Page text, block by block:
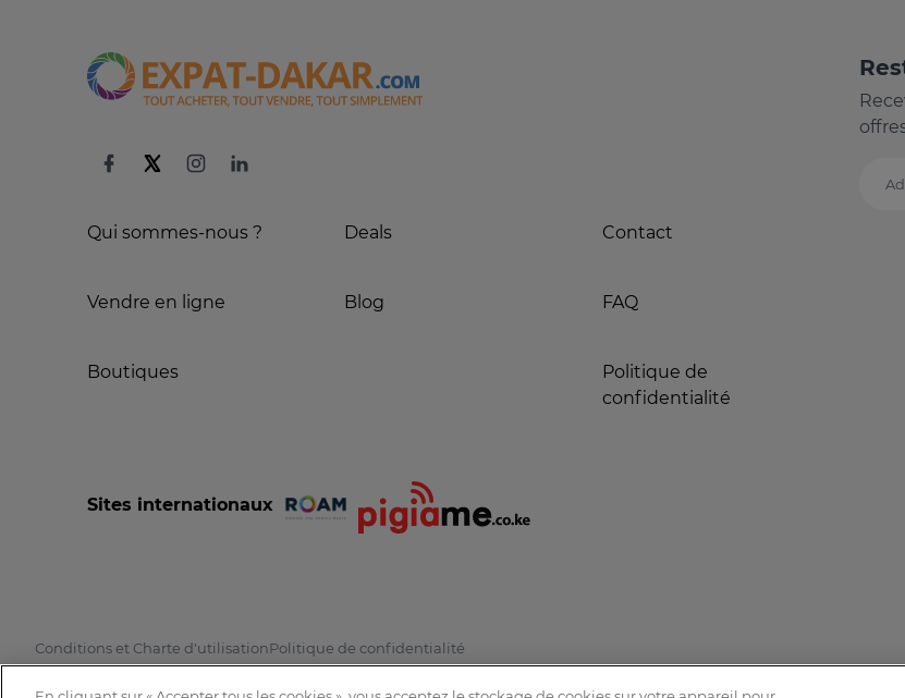
Qui sommes-nous ?
Vendre en ligne
Boutiques
Deals
Blog
Contact
FAQ
Politique de
confidentialité
Sites internationaux
Conditions et Charte d'utilisationPolitique de confidentialité